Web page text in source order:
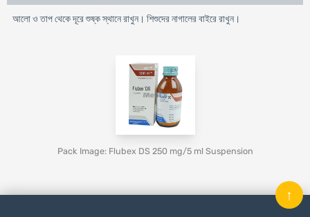
আলো ও তাপ থেকে দূরে শুষ্ক স্থানে রাখুন। শিশুদের নাগালের বাইরে রাখুন।
Pack Image: Flubex DS 250 mg/5 ml Suspension
↑